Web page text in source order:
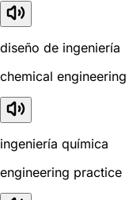
diseño de ingeniería
chemical engineering
ingeniería química
engineering practice